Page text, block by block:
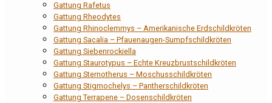
Gattung Rafetus
Gattung Rheodytes
Gattung Rhinoclemmys – Amerikanische Erdschildkröten
Gattung Sacalia – Pfauenaugen-Sumpfschildkröten
Gattung Siebenrockiella
Gattung Staurotypus – Echte Kreuzbrustschildkröten
Gattung Sternotherus – Moschusschildkröten
Gattung Stigmochelys – Pantherschildkröten
Gattung Terrapene – Dosenschildkröten